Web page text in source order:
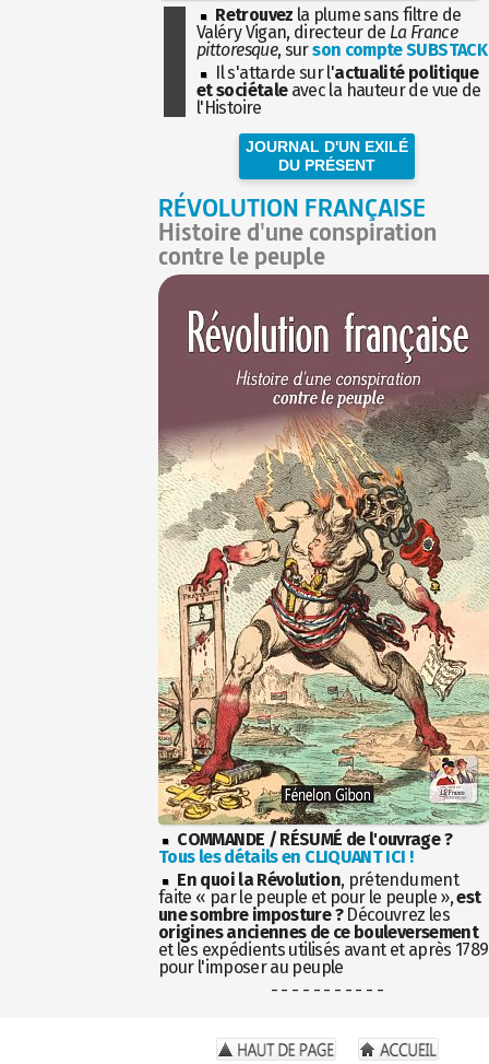
Retrouvez la plume sans filtre de
Valéry Vigan, directeur de La France
pittoresque, surson compte SUBSTACK
Il s'attarde sur l'actualité politique
et sociétaleavec la hauteur de vue de
l'Histoire
JOURNAL D'UN EXILÉ
DU PRÉSENT
RÉVOLUTION FRANÇAISE
Histoire d'une conspiration
contre le peuple
COMMANDE / RÉSUMÉ de l'ouvrage ?
Tous les détails en CLIQUANT ICI !
En quoi la Révolution, prétendument
faite « par le peuple et pour le peuple »,est
une sombre imposture ?Découvrez les
origines anciennes de ce bouleversement
et les expédients utilisés avant et après 1789
pour l'imposer au peuple
- - - - - - - - - - -